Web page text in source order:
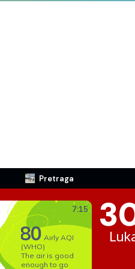
Pretraga